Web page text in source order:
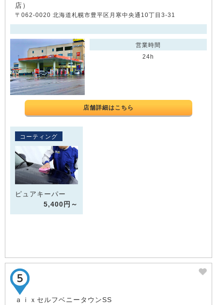
店）
〒062-0020 北海道札幌市豊平区月寒中央通10丁目3-31
営業時間
24h
店舗詳細はこちら
コーティング
ピュアキーパー
5,400円～
ａｉｘセルフベニータウンSS